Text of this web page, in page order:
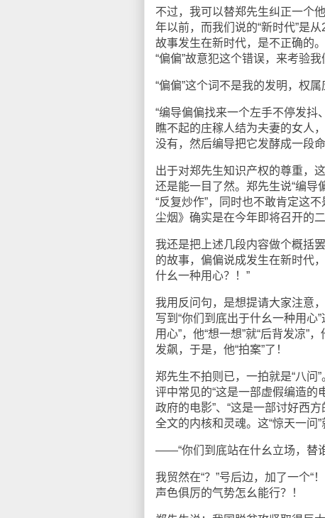
不过，我可以替郑先生纠正一个
年以前，而我们说的“新时代”是
故事发生在新时代，是不正确的
“偏偏”故意犯这个错误，来考验我
“偏偏”这个词不是我的发明，权
“编导偏偏找来一个左手不停发
瞧不起的庄稼人结为夫妻的女人
没有，然后编导把它发酵成一段
出于对郑先生知识产权的尊重，
还是能一目了然。郑先生说“编
“反复炒作”，同时也不敢肯定这
尘烟》确实是在今年即将召开的
我还是把上述几段内容做个概括
的故事，偏偏说成发生在新时代
什幺一种用心？！”
我用反问句，是想提请大家注意
写到“你们到底出于什幺一种用心
用心”，他“想一想”就“后背发凉”
发飙，于是，他“拍案”了！
郑先生不拍则已，一拍就是“八问
评中常见的“这是一部虚假编造的
政府的电影”、“这是一部讨好西
全文的内核和灵魂。这“惊天一问”
——“你们到底站在什幺立场，替
我贸然在“？”号后边，加了一个“
声色俱厉的气势怎幺能行？！